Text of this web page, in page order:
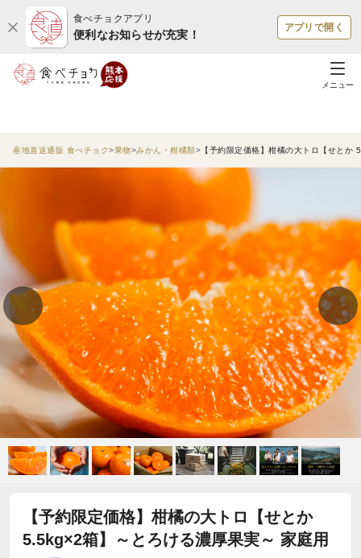
食べチョクアプリ
便利なお知らせが充実！
アプリで開く
メニュー
産地直送通販 食べチョク 果物 みかん・柑橘類 【予約限定価格】柑橘の大トロ【せと
【予約限定価格】柑橘の大トロ【せとか
5.5kg×2箱】～とろける濃厚果実～ 家庭用